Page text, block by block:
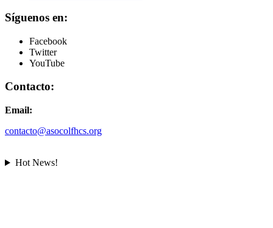
Síguenos en:
Facebook
Twitter
YouTube
Contacto:
Email:
contacto@asocolfhcs.org
Hot News!